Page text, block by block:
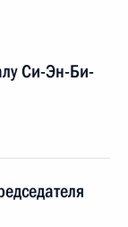
Си-Эн-Би-